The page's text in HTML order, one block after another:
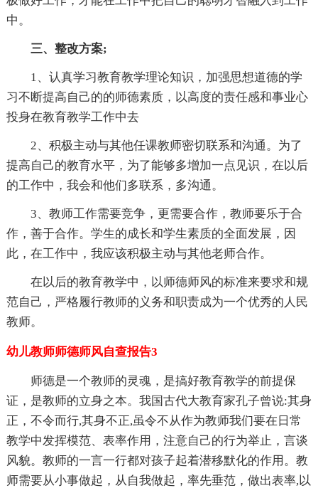
中。
三、整改方案;
1、认真学习教育教学理论知识，加强思想道德的学
习不断提高自己的的师德素质，以高度的责任感和事业心
投身在教育教学工作中去
2、积极主动与其他任课教师密切联系和沟通。为了
提高自己的教育水平，为了能够多增加一点见识，在以后
的工作中，我会和他们多联系，多沟通。
3、教师工作需要竞争，更需要合作，教师要乐于合
作，善于合作。学生的成长和学生素质的全面发展，因
此，在工作中，我应该积极主动与其他老师合作。
在以后的教育教学中，以师德师风的标准来要求和规
范自己，严格履行教师的义务和职责成为一个优秀的人民
教师。
幼儿教师师德师风自查报告3
师德是一个教师的灵魂，是搞好教育教学的前提保
证，是教师的立身之本。我国古代大教育家孔子曾说:其身
正，不令而行,其身不正,虽令不从作为教师我们要在日常
教学中发挥模范、表率作用，注意自己的行为举止，言谈
风貌。教师的一言一行都对孩子起着潜移默化的作用。教
师需要从小事做起，从自我做起，率先垂范，做出表率,以